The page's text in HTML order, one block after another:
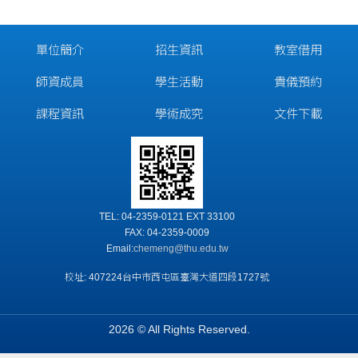
單位簡介
師資成員
課程資訊
招生資訊
學生活動
學術成究
教室借用
貴儀預約
文件下載
TEL: 04-2359-0121 EXT 33100
FAX: 04-2359-0009
Email:chemeng@thu.edu.tw
校址: 407224台中市西屯區臺灣大道四段1727號
2026 © All Rights Reserved.